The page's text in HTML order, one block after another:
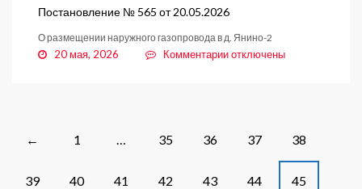
от
Постановление № 565 от 20.05.2026
О размещении наружного газопровода в д. Янино-2
20 мая, 2026 Комментариикотключены
Posts
navigation
← 1 … 35 36 37 38
39 40 41 42 43 44 45